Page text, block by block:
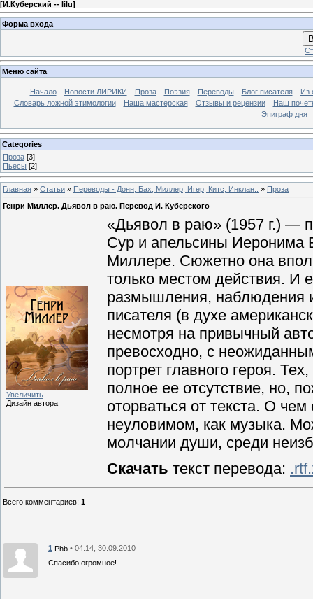
[И.Куберский -- lilu]
Форма входа
Меню сайта
Начало Новости ЛИРИКИ Проза Поэзия Переводы Блог писателя
Из
Словарь ложной этимологии
Наша мастерская Отзывы и рецензии
Наш
Эпиграф дня
Categories
Проза [3]
Пьесы [2]
Главная » Статьи » Переводы - Донн, Бах, Миллер, Игер, Китс, Инклан.. » Проза
Генри Миллер. Дьявол в раю. Перевод И. Куберского
Увеличить
Дизайн автора
«Дьявол в раю» (1957 г.) —
Сур и апельсины Иеронима
Миллере. Сюжетно она
только местом действия. И
размышления, наблюдения
писателя (в духе
несмотря на привычный
превосходно, с
портрет главного героя.
полное ее отсутствие, но,
оторваться от текста. О
неуловимом, как музыка.
молчании души, среди
Скачать текст перевода:
Всего комментариев: 1
1 Phb • 04:14, 30.09.2010
Спасибо огромное!